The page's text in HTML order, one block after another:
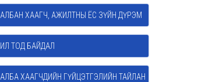
АЛБАН ХААГЧ, АЖИЛТНЫ ЁС ЗҮЙН ДҮРЭМ
ИЛ ТОД БАЙДАЛ
АЛБА ХААГЧДИЙН ГҮЙЦЭТГЭЛИЙН ТАЙЛАН